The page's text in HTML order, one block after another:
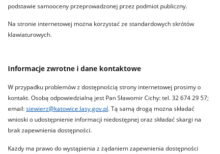
podstawie samooceny przeprowadzonej przez podmiot publiczny.
Na stronie internetowej można korzystać ze standardowych skrótów
klawiaturowych.
Informacje zwrotne i dane kontaktowe
W przypadku problemów z dostępnością strony internetowej prosimy o
kontakt. Osobą odpowiedzialną jest Pan Sławomir Cichy: tel. 32 674 29 57;
email:siewierz@katowice.lasy.gov.pl. Tą samą drogą można składać
wnioski o udostępnienie informacji niedostępnej oraz składać skargi na
brak zapewnienia dostępności.
Każdy ma prawo do wystąpienia z żądaniem zapewnienia dostępności